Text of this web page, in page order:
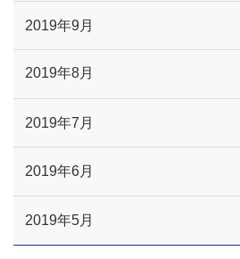
2019年9月
2019年8月
2019年7月
2019年6月
2019年5月